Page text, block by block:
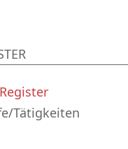
Tätigkeiten